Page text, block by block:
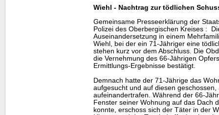
Wiehl - Nachtrag zur tödlichen
Gemeinsame Presseerklärung der
Polizei des Oberbergischen Kreises :
Auseinandersetzung in einem
Wiehl, bei der ein 71-Jähriger eine
stehen kurz vor dem Abschluss. Die
die Vernehmung des 66-Jährigen
Ermittlungs-Ergebnisse bestätigt.
Demnach hatte der 71-Jährige das
aufgesucht und auf diesen
aufeinandertrafen. Während der 66-
Fenster seiner Wohnung auf das Dach
konnte, erschoss sich der Täter in der